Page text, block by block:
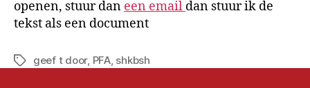
openen, stuur dan een email dan stuur ik de
tekst als een document
geef t door, PFA, shkbsh